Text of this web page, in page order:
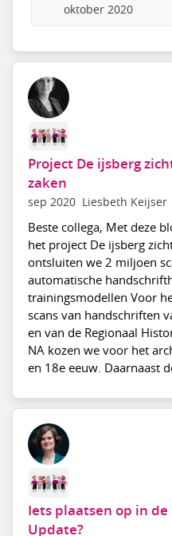
oktober 2020
Project De ijsberg
zaken
sep 2020 Liesbeth Keijser
Beste collega, Met deze
het project De ijsberg
ontsluiten we 2 miljoen
automatische
trainingsmodellen Voor
scans van handschriften
en van de Regionaal
NA kozen we voor het
en 18e eeuw. Daarnaast
Iets plaatsen op in de
Update?